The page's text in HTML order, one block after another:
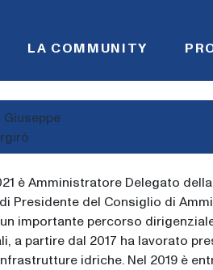
LA COMMUNITY
Giuseppe
è Amministratore Delegato
Presidente del Consiglio di
importante percorso
a partire dal 2017 ha lavorato
idriche. Nel 2019 è